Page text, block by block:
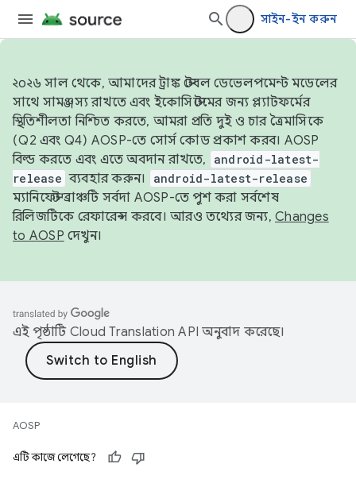
সাইন-ইন করুন
২০২৬ সাল থেকে, আমাদের ট্রাঙ্ক স্টেবল ডেভেলপমেন্ট মডেলের
সাথে সামঞ্জস্য রাখতে এবং ইকোসিস্টেমের জন্য প্ল্যাটফর্মের
স্থিতিশীলতা নিশ্চিত করতে, আমরা প্রতি দুই ও চার ত্রৈমাসিকে
(Q2 এবং Q4) AOSP-তে সোর্স কোড প্রকাশ করব। AOSP
বিল্ড করতে এবং এতে অবদান রাখতে,
android-latest-
release ব্যবহার করুন। android-latest-release
ম্যানিফেস্ট ব্রাঞ্চটি সর্বদা AOSP-তে পুশ করা সর্বশেষ
রিলিজটিকে রেফারেন্স করবে। আরও তথ্যের জন্য, Changes
to AOSP দেখুন।
এই পৃষ্ঠাটি Cloud Translation API অনুবাদ করেছে।
AOSP
এটি কাজে লেগেছে?